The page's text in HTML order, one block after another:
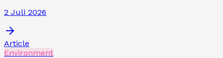
2 Juli 2026
Article
Environment